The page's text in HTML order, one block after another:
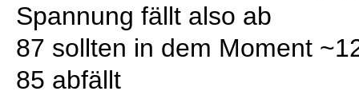
Spannung fällt also ab
87 sollten in dem Moment
85 abfällt